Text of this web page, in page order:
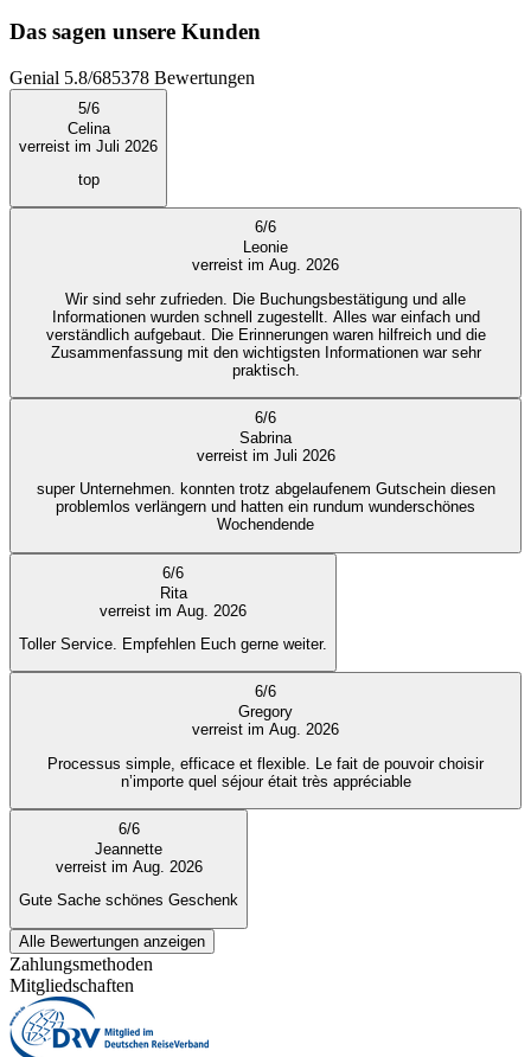
Das sagen unsere Kunden
Genial 5.8/685378 Bewertungen
5/6
Celina
verreist im Juli 2026
top
6/6
Leonie
verreist im Aug. 2026
Wir sind sehr zufrieden. Die Buchungsbestätigung und alle
Informationen wurden schnell zugestellt. Alles war einfach und
verständlich aufgebaut. Die Erinnerungen waren hilfreich und die
Zusammenfassung mit den wichtigsten Informationen war sehr
praktisch.
6/6
Sabrina
verreist im Juli 2026
super Unternehmen. konnten trotz abgelaufenem Gutschein diesen
problemlos verlängern und hatten ein rundum wunderschönes
Wochendende
6/6
Rita
verreist im Aug. 2026
Toller Service. Empfehlen Euch gerne weiter.
6/6
Gregory
verreist im Aug. 2026
Processus simple, efficace et flexible. Le fait de pouvoir choisir
n’importe quel séjour était très appréciable
6/6
Jeannette
verreist im Aug. 2026
Gute Sache schönes Geschenk
Alle Bewertungen anzeigen
Zahlungsmethoden
Mitgliedschaften